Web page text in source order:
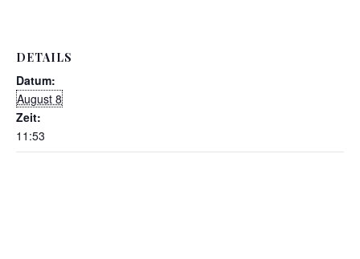
DETAILS
Datum:
August 8
Zeit:
11:53